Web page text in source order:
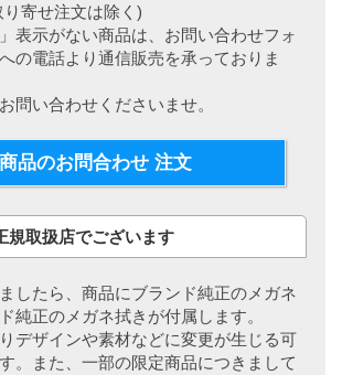
り寄せ注文は除く)
表示がない商品は、お問い合わせフォ
の電話より通信販売を承っておりま
問い合わせくださいませ。
商品のお問合わせ 注文
規取扱店でございます
したら、商品にブランド純正のメガネ
純正のメガネ拭きが付属します。
デザインや素材などに変更が生じる可
。また、一部の限定商品につきまして